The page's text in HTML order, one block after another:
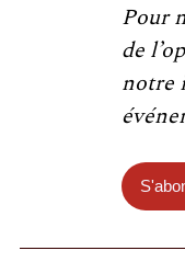
Pour
de
notre